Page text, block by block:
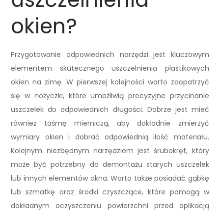
okien?
Przygotowanie odpowiednich narzędzi jest kluczowym
elementem skutecznego uszczelnienia plastikowych
okien na zimę. W pierwszej kolejności warto zaopatrzyć
się w nożyczki, które umożliwią precyzyjne przycinanie
uszczelek do odpowiednich długości. Dobrze jest mieć
również taśmę mierniczą, aby dokładnie zmierzyć
wymiary okien i dobrać odpowiednią ilość materiału.
Kolejnym niezbędnym narzędziem jest śrubokręt, który
może być potrzebny do demontażu starych uszczelek
lub innych elementów okna. Warto także posiadać gąbkę
lub szmatkę oraz środki czyszczące, które pomogą w
dokładnym oczyszczeniu powierzchni przed aplikacją